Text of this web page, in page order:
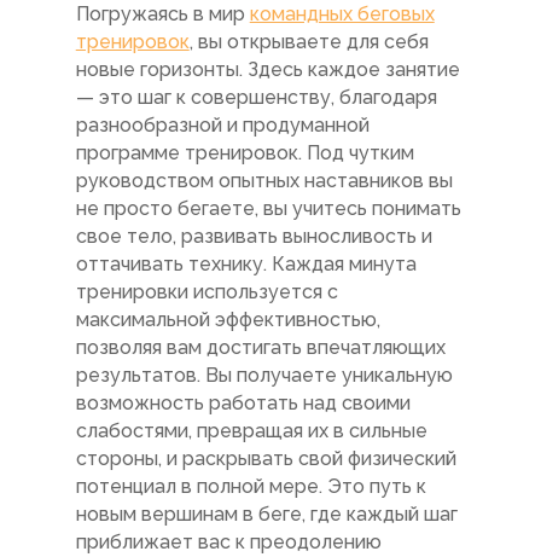
Погружаясь в мир командных беговых
тренировок, вы открываете для себя
новые горизонты. Здесь каждое занятие
— это шаг к совершенству, благодаря
разнообразной и продуманной
программе тренировок. Под чутким
руководством опытных наставников вы
не просто бегаете, вы учитесь понимать
свое тело, развивать выносливость и
оттачивать технику. Каждая минута
тренировки используется с
максимальной эффективностью,
позволяя вам достигать впечатляющих
результатов. Вы получаете уникальную
возможность работать над своими
слабостями, превращая их в сильные
стороны, и раскрывать свой физический
потенциал в полной мере. Это путь к
новым вершинам в беге, где каждый шаг
приближает вас к преодолению